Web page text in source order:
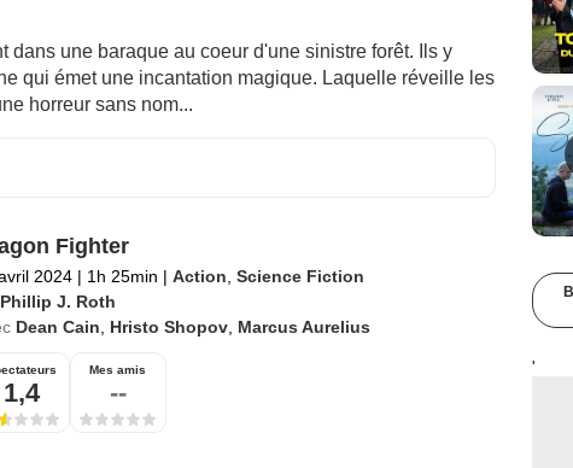
dans une baraque au coeur d'une sinistre forêt. Ils y
qui émet une incantation magique. Laquelle réveille les
horreur sans nom...
Fighter
2024 | 1h 25min | Action, Science Fiction
Phillip J. Roth
Dean Cain, Hristo Shopov, Marcus Aurelius
1,4
Mes amis
--
'